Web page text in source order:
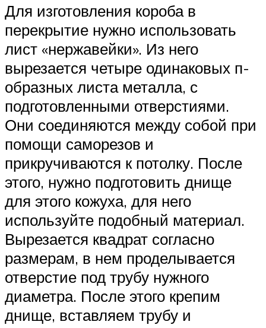
Для изготовления короба в
перекрытие нужно использовать
лист «нержавейки». Из него
вырезается четыре одинаковых п-
образных листа металла, с
подготовленными отверстиями.
Они соединяются между собой при
помощи саморезов и
прикручиваются к потолку. После
этого, нужно подготовить днище
для этого кожуха, для него
используйте подобный материал.
Вырезается квадрат согласно
размерам, в нем проделывается
отверстие под трубу нужного
диаметра. После этого крепим
днище, вставляем трубу и